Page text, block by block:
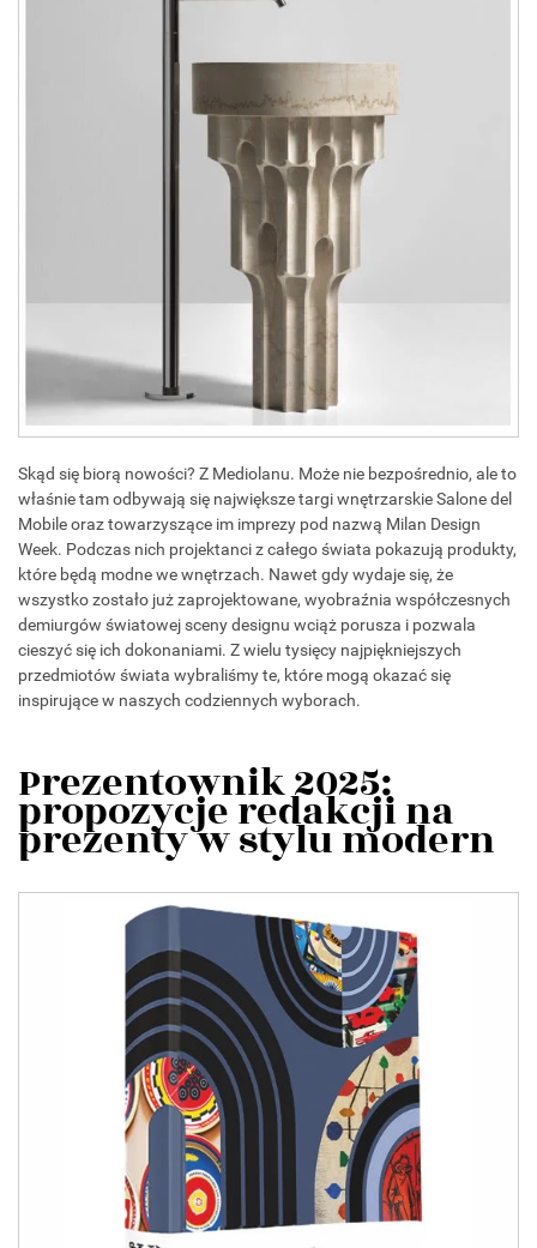
Skąd się biorą nowości? Z Mediolanu. Może nie bezpośrednio, ale to
właśnie tam odbywają się największe targi wnętrzarskie Salone del
Mobile oraz towarzyszące im imprezy pod nazwą Milan Design
Week. Podczas nich projektanci z całego świata pokazują produkty,
które będą modne we wnętrzach. Nawet gdy wydaje się, że
wszystko zostało już zaprojektowane, wyobraźnia współczesnych
demiurgów światowej sceny designu wciąż porusza i pozwala
cieszyć się ich dokonaniami. Z wielu tysięcy najpiękniejszych
przedmiotów świata wybraliśmy te, które mogą okazać się
inspirujące w naszych codziennych wyborach.
Prezentownik 2025:
propozycje redakcji na
prezenty w stylu modern